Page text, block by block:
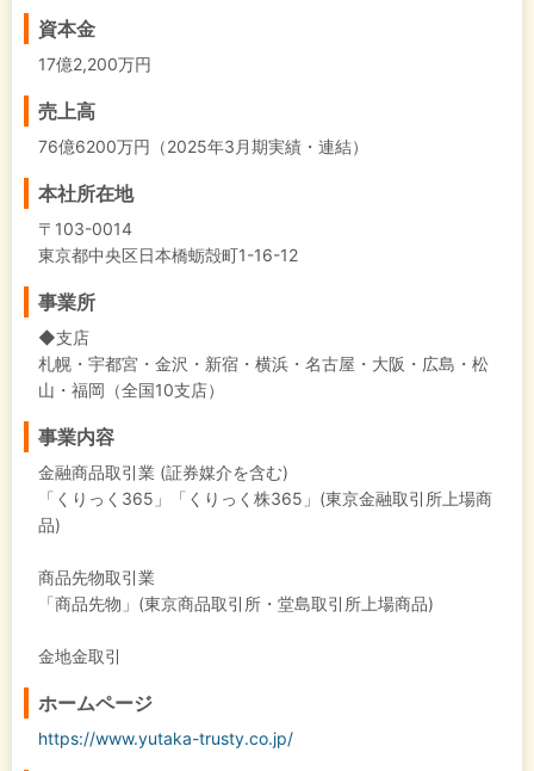
資本金
17億2,200万円
売上高
76億6200万円（2025年3月期実績・連結）
本社所在地
〒103-0014
東京都中央区日本橋蛎殻町1-16-12
事業所
◆支店
札幌・宇都宮・金沢・新宿・横浜・名古屋・大阪・広島・松
山・福岡（全国10支店）
事業内容
金融商品取引業 (証券媒介を含む)
「くりっく365」「くりっく株365」(東京金融取引所上場商
品)
商品先物取引業
「商品先物」(東京商品取引所・堂島取引所上場商品)
金地金取引
ホームページ
https://www.yutaka-trusty.co.jp/